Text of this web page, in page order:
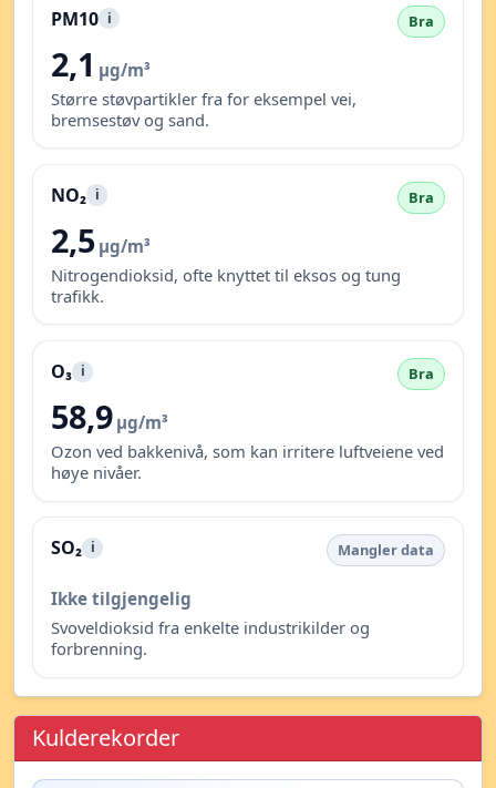
PM10 i Bra
2,1 µg/m³
Større støvpartikler fra for eksempel vei,
bremsestøv og sand.
NO₂ i Bra
2,5 µg/m³
Nitrogendioksid, ofte knyttet til eksos og tung
trafikk.
O₃ i Bra
58,9 µg/m³
Ozon ved bakkenivå, som kan irritere luftveiene ved
høye nivåer.
SO₂ i Mangler data
Ikke tilgjengelig
Svoveldioksid fra enkelte industrikilder og
forbrenning.
Kulderekorder